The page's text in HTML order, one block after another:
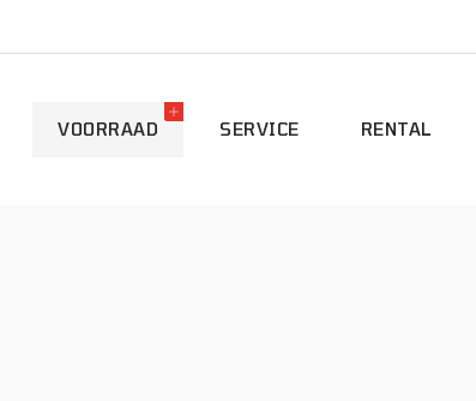
VOORRAAD SERVICE RENTAL